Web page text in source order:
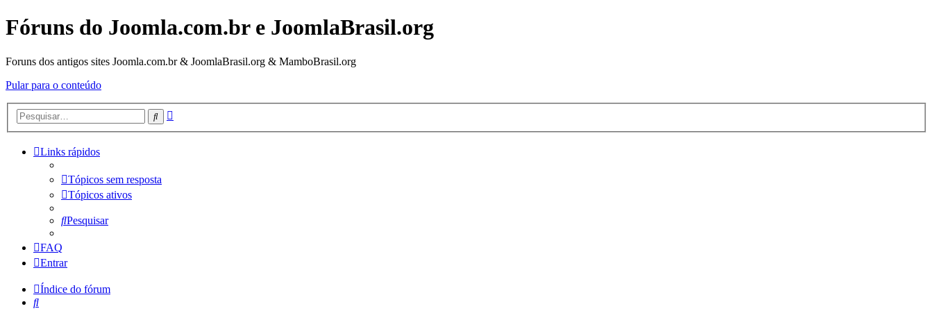
Fóruns do Joomla.com.br e JoomlaBrasil.org
Foruns dos antigos sites Joomla.com.br & JoomlaBrasil.org & MamboBrasil.org
Pular para o conteúdo
Pesquisar
Links rápidos
Tópicos sem resposta
Tópicos ativos
Pesquisar
FAQ
Entrar
Índice do fórum
Pesquisar